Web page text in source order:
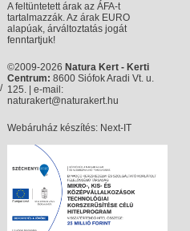
A feltüntetett árak az ÁFA-t
tartalmazzák. Az árak EURO
alapúak, árváltoztatás jogát
fenntartjuk!
©2009-2026 Natura Kert - Kerti
Centrum: 8600 Siófok Aradi Vt. u.
125. | e-mail:
naturakert@naturakert.hu
Webáruház készítés: Next-IT